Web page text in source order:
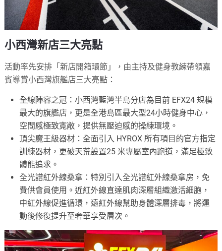
小西灣新店三大亮點
活動率先安排「新店開箱環節」，由主持及健身教練帶領嘉
賓導賞小西灣旗艦店三大亮點：
全線陣容之冠：小西灣藍灣半島分店為目前 EFX24 規模
最大的旗艦店，更是全港島區最大型24小時健身中心，
空間感極致寬敞，提供無壓迫感的操練環境。
頂尖魔王級器材：全面引入 HYROX 所有項目的官方指定
訓練器材，更破天荒設置25 米專屬室內跑道，滿足極致
體能追求。
全光譜紅外線桑拿：特別引入全光譜紅外線桑拿房，免
費供會員使用。近紅外線直達肌肉深層組織激活細胞，
中紅外線促進循環，遠紅外線幫助身體深層排毒，將運
動後修復提升至奢華享受層次。